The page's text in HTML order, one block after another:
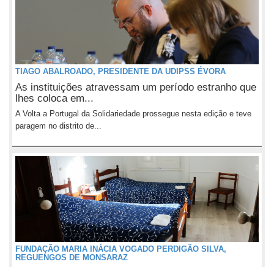
TIAGO ABALROADO, PRESIDENTE DA UDIPSS ÉVORA
As instituições atravessam um período estranho que
lhes coloca em...
A Volta a Portugal da Solidariedade prossegue nesta edição e teve
paragem no distrito de...
FUNDAÇÃO MARIA INÁCIA VOGADO PERDIGÃO SILVA,
REGUENGOS DE MONSARAZ